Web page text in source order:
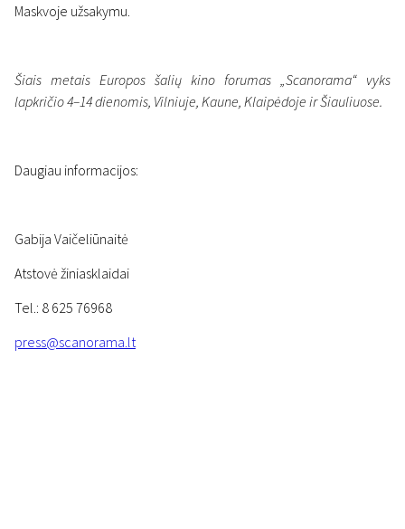
Maskvoje užsakymu.
Šiais metais Europos šalių kino forumas „Scanorama“ vyks
lapkričio 4–14 dienomis, Vilniuje, Kaune, Klaipėdoje ir Šiauliuose.
Daugiau informacijos:
Gabija Vaičeliūnaitė
Atstovė žiniasklaidai
Tel.: 8 625 76968
press@scanorama.lt